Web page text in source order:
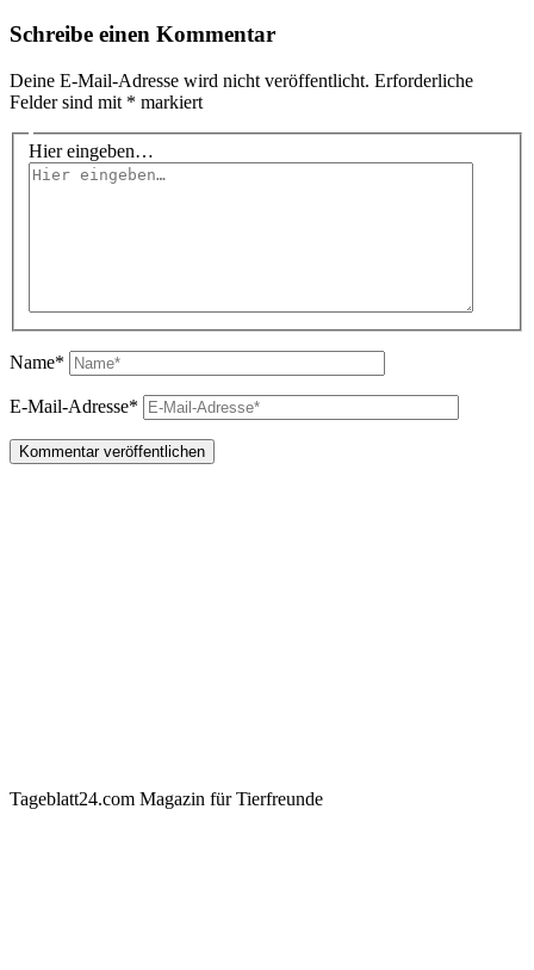
Schreibe einen Kommentar
Deine E-Mail-Adresse wird nicht veröffentlicht. Erforderliche
Felder sind mit * markiert
Hier eingeben…
Name*
E-Mail-Adresse*
Tageblatt24.com Magazin für Tierfreunde